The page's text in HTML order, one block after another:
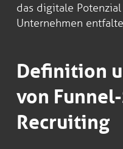
das digitale
Unternehmen
Definition
von
Recruiting